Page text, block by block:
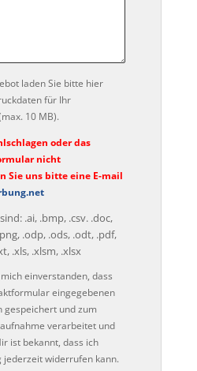
laden Sie bitte hier
für Ihr
10 MB).
oder das
nicht
Sie uns bitte eine E-mail
.ai, .bmp, .csv. .doc,
.odp, .ods, .odt, .pdf,
.xls, .xlsm, .xlsx
einverstanden, dass
eingegebenen
gespeichert und zum
verarbeitet und
ist bekannt, dass ich
jederzeit widerrufen kann.